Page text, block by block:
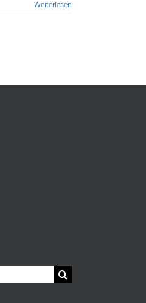
Weiterlesen